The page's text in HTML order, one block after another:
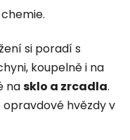
si poradí s
koupelně i na
nasklo a zrcadla.
hvězdy v